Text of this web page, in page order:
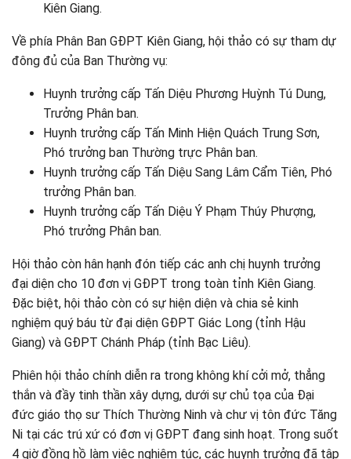
Kiên Giang.
Về phía Phân Ban GĐPT Kiên Giang, hội thảo có sự tham dự
đông đủ của Ban Thường vụ:
Huynh trưởng cấp Tấn Diệu Phương Huỳnh Tú Dung,
Trưởng Phân ban.
Huynh trưởng cấp Tấn Minh Hiện Quách Trung Sơn,
Phó trưởng ban Thường trực Phân ban.
Huynh trưởng cấp Tấn Diệu Sang Lâm Cẩm Tiên, Phó
trưởng Phân ban.
Huynh trưởng cấp Tấn Diệu Ý Phạm Thúy Phượng,
Phó trưởng Phân ban.
Hội thảo còn hân hạnh đón tiếp các anh chị huynh trưởng
đại diện cho 10 đơn vị GĐPT trong toàn tỉnh Kiên Giang.
Đặc biệt, hội thảo còn có sự hiện diện và chia sẻ kinh
nghiệm quý báu từ đại diện GĐPT Giác Long (tỉnh Hậu
Giang) và GĐPT Chánh Pháp (tỉnh Bạc Liêu).
Phiên hội thảo chính diễn ra trong không khí cởi mở, thẳng
thắn và đầy tinh thần xây dựng, dưới sự chủ tọa của Đại
đức giáo thọ sư Thích Thường Ninh và chư vị tôn đức Tăng
Ni tại các trú xứ có đơn vị GĐPT đang sinh hoạt. Trong suốt
4 giờ đồng hồ làm việc nghiêm túc, các huynh trưởng đã tập